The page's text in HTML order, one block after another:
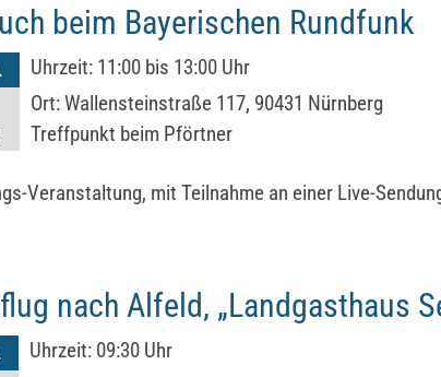
beim Bayerischen Rundfunk
Uhrzeit: 11:00 bis 13:00 Uhr
Ort:Wallensteinstraße 117, 90431 Nürnberg
Treffpunkt beim Pförtner
Veranstaltung, mit Teilnahme an einer Live-
nach Alfeld, „Landgasthaus
Uhrzeit: 09:30 Uhr